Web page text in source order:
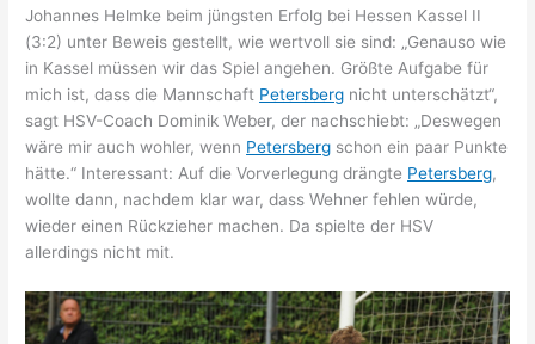
Johannes Helmke beim jüngsten Erfolg bei Hessen Kassel II
(3:2) unter Beweis gestellt, wie wertvoll sie sind: „Genauso wie
in Kassel müssen wir das Spiel angehen. Größte Aufgabe für
mich ist, dass die Mannschaft Petersberg nicht unterschätzt“,
sagt HSV-Coach Dominik Weber, der nachschiebt: „Deswegen
wäre mir auch wohler, wenn Petersberg schon ein paar Punkte
hätte.“ Interessant: Auf die Vorverlegung drängte Petersberg,
wollte dann, nachdem klar war, dass Wehner fehlen würde,
wieder einen Rückzieher machen. Da spielte der HSV
allerdings nicht mit.